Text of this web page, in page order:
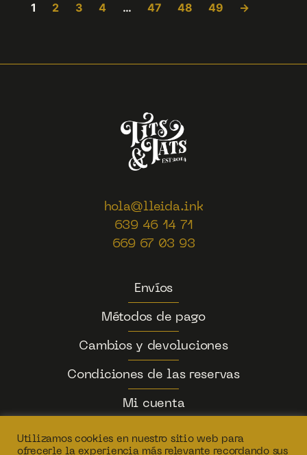
1 2 3 4 … 47 48 49 →
Envíos
Métodos de pago
Cambios y devoluciones
Condiciones de las reservas
Mi cuenta
Política de privacidad
hola@lleida.ink
639 46 14 71
669 67 03 93
Utilizamos cookies en nuestro sitio web para
ofrecerle la experiencia más relevante recordando sus